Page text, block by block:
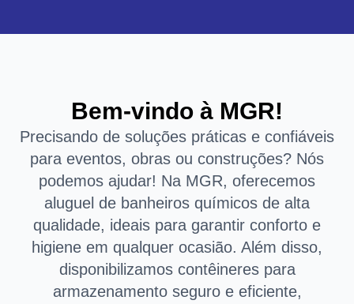
Bem-vindo à MGR!
Precisando de soluções práticas e confiáveis
para eventos, obras ou construções? Nós
podemos ajudar! Na MGR, oferecemos
aluguel de banheiros químicos de alta
qualidade, ideais para garantir conforto e
higiene em qualquer ocasião. Além disso,
disponibilizamos contêineres para
armazenamento seguro e eficiente,